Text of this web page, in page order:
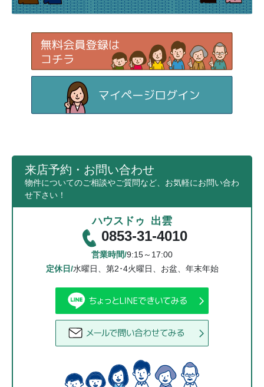
来店予約・お問い合わせ
物件についてのご相談やご質問など、お気軽にお問い合わ
せ下さい！
ハウスドゥ 出雲
0853-31-4010
営業時間/9:15～17:00
定休日/水曜日、第2･4火曜日、お盆、年末年始